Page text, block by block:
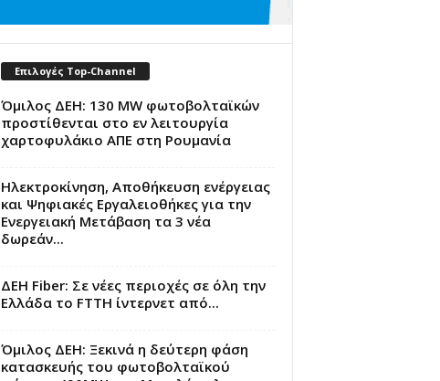
Επιλογές Top-Channel
Όμιλος ΔΕΗ: 130 MW φωτοβολταϊκών
προστίθενται στο εν λειτουργία
χαρτοφυλάκιο ΑΠΕ στη Ρουμανία
Ηλεκτροκίνηση, Αποθήκευση ενέργειας
και Ψηφιακές Εργαλειοθήκες για την
Ενεργειακή Μετάβαση τα 3 νέα
δωρεάν...
ΔΕΗ Fiber: Σε νέες περιοχές σε όλη την
Ελλάδα το FTTH ίντερνετ από...
Όμιλος ΔΕΗ: Ξεκινά η δεύτερη φάση
κατασκευής του φωτοβολταϊκού